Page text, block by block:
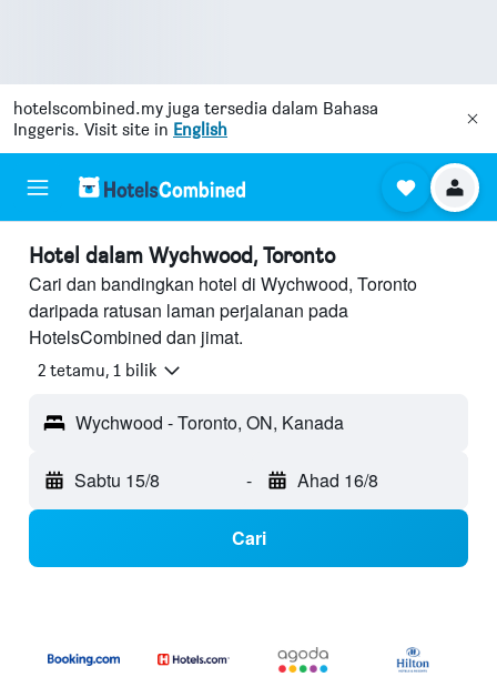
hotelscombined.my juga tersedia dalam Bahasa
Inggeris. Visit site in English
Hotel dalam Wychwood, Toronto
Cari dan bandingkan hotel di Wychwood, Toronto
daripada ratusan laman perjalanan pada
HotelsCombined dan jimat.
2 tetamu, 1 bilik
Wychwood - Toronto, ON, Kanada
Sabtu 15/8 - Ahad 16/8
Cari